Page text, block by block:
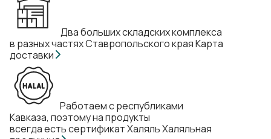
Два больших складских комплекса
в разных частях Ставропольского краяКарта
доставки
Работаем с республиками
Кавказа, поэтому на продукты
всегда есть сертификат ХаляльХаляльная